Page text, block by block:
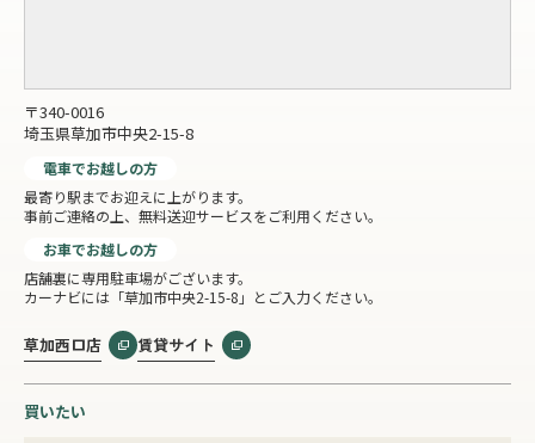
〒340-0016
埼玉県草加市中央2-15-8
電車でお越しの方
最寄り駅までお迎えに上がります。
事前ご連絡の上、無料送迎サービスをご利用ください。
お車でお越しの方
店舗裏に専用駐車場がございます。
カーナビには「草加市中央2-15-8」とご入力ください。
草加西口店 賃貸サイト
買いたい